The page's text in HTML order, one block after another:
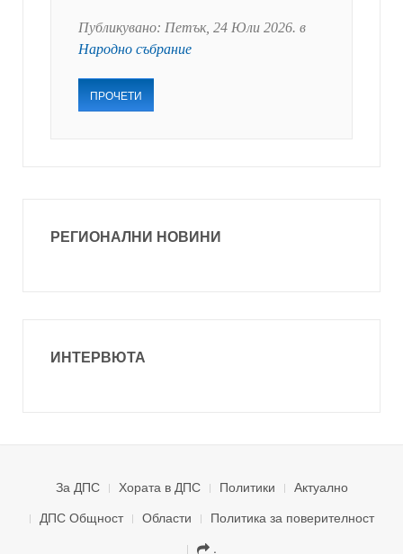
Публикувано: Петък, 24 Юли 2026. в
Народно събрание
ПРОЧЕТИ
РЕГИОНАЛНИ НОВИНИ
ИНТЕРВЮТА
За ДПС Хората в ДПС Политики
Актуално
ДПС Общност
Области
Политика за поверителност
.